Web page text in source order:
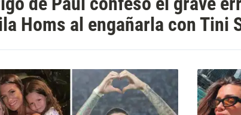
Homs al engañarla con Tini